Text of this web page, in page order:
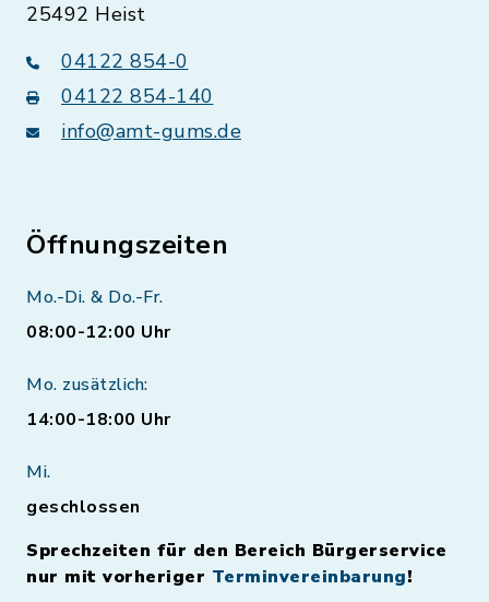
25492 Heist
04122 854-0
04122 854-140
info@amt-gums.de
Öffnungszeiten
Mo.-Di. & Do.-Fr.
08:00-12:00 Uhr
Mo. zusätzlich:
14:00-18:00 Uhr
Mi.
geschlossen
Sprechzeiten für den Bereich Bürgerservice
nur mit vorheriger Terminvereinbarung!